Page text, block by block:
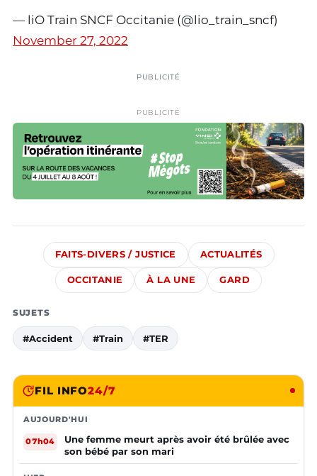
— liO Train SNCF Occitanie (@lio_train_sncf)
November 27, 2022
PUBLICITÉ
PUBLICITÉ
FAITS-DIVERS / JUSTICE ACTUALITÉS
OCCITANIE À LA UNE GARD
SUJETS
#Accident #Train #TER
FIL INFO24/7
AUJOURD'HUI
07h04
Une femme meurt après avoir été brûlée avec
son bébé par son mari